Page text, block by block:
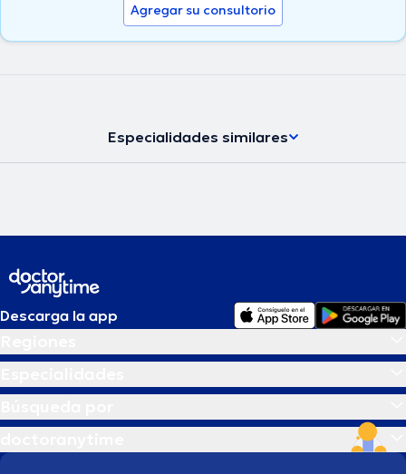
Agregar su consultorio
Especialidades similares
Descarga la app